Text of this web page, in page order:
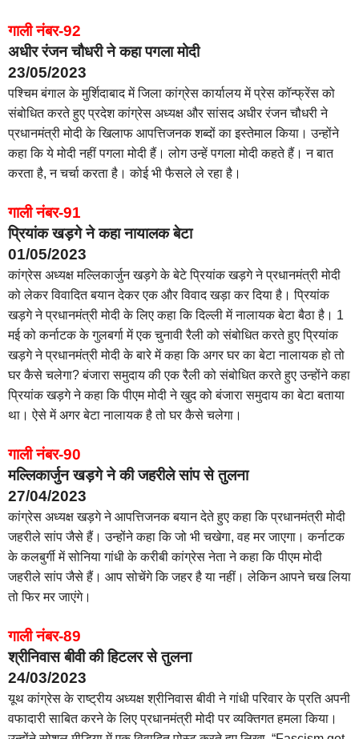
गाली नंबर-92
अधीर रंजन चौधरी ने कहा पगला मोदी
23/05/2023
पश्चिम बंगाल के मुर्शिदाबाद में जिला कांग्रेस कार्यालय में प्रेस कॉन्फ्रेंस को
संबोधित करते हुए प्रदेश कांग्रेस अध्यक्ष और सांसद अधीर रंजन चौधरी ने
प्रधानमंत्री मोदी के खिलाफ आपत्तिजनक शब्दों का इस्तेमाल किया। उन्होंने
कहा कि ये मोदी नहीं पगला मोदी हैं। लोग उन्हें पगला मोदी कहते हैं। न बात
करता है, न चर्चा करता है। कोई भी फैसले ले रहा है।
गाली नंबर-91
प्रियांक खड़गे ने कहा नायालक बेटा
01/05/2023
कांग्रेस अध्यक्ष मल्लिकार्जुन खड़गे के बेटे प्रियांक खड़गे ने प्रधानमंत्री मोदी
को लेकर विवादित बयान देकर एक और विवाद खड़ा कर दिया है। प्रियांक
खड़गे ने प्रधानमंत्री मोदी के लिए कहा कि दिल्ली में नालायक बेटा बैठा है। 1
मई को कर्नाटक के गुलबर्गा में एक चुनावी रैली को संबोधित करते हुए प्रियांक
खड़गे ने प्रधानमंत्री मोदी के बारे में कहा कि अगर घर का बेटा नालायक हो तो
घर कैसे चलेगा? बंजारा समुदाय की एक रैली को संबोधित करते हुए उन्होंने कहा
प्रियांक खड़गे ने कहा कि पीएम मोदी ने खुद को बंजारा समुदाय का बेटा बताया
था। ऐसे में अगर बेटा नालायक है तो घर कैसे चलेगा।
गाली नंबर-90
मल्लिकार्जुन खड़गे ने की जहरीले सांप से तुलना
27/04/2023
कांग्रेस अध्यक्ष खड़गे ने आपत्तिजनक बयान देते हुए कहा कि प्रधानमंत्री मोदी
जहरीले सांप जैसे हैं। उन्होंने कहा कि जो भी चखेगा, वह मर जाएगा। कर्नाटक
के कलबुर्गी में सोनिया गांधी के करीबी कांग्रेस नेता ने कहा कि पीएम मोदी
जहरीले सांप जैसे हैं। आप सोचेंगे कि जहर है या नहीं। लेकिन आपने चख लिया
तो फिर मर जाएंगे।
गाली नंबर-89
श्रीनिवास बीवी की हिटलर से तुलना
24/03/2023
यूथ कांग्रेस के राष्ट्रीय अध्यक्ष श्रीनिवास बीवी ने गांधी परिवार के प्रति अपनी
वफादारी साबित करने के लिए प्रधानमंत्री मोदी पर व्यक्तिगत हमला किया।